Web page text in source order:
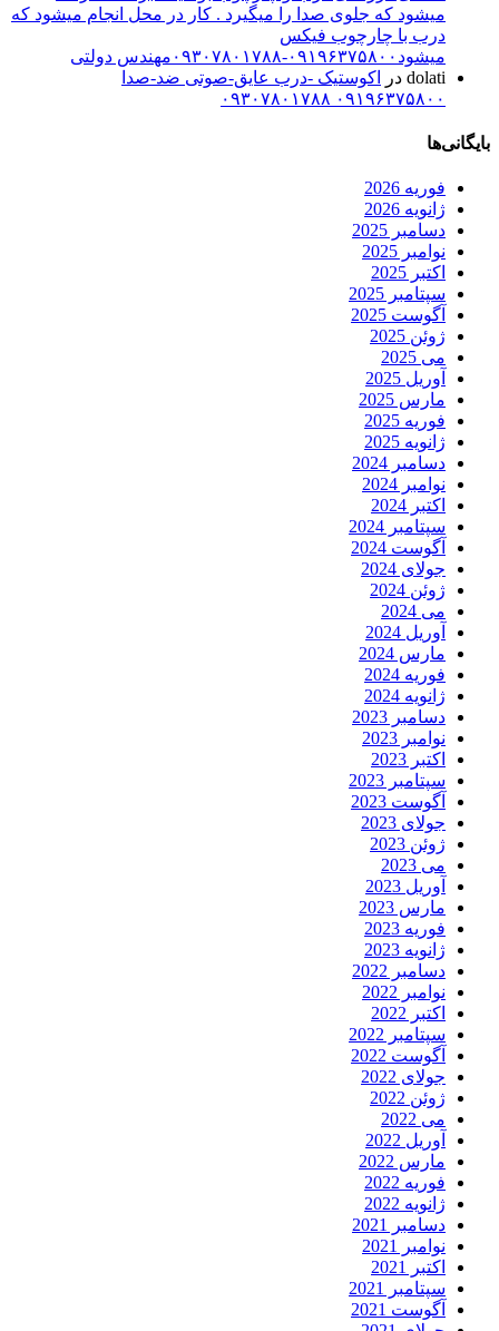
میشود که جلوی صدا را میگیرد . کار در محل انجام میشود که
درب با چارچوب فیکس
میشود۰۹۱۹۶۳۷۵۸۰۰-۰۹۳۰۷۸۰۱۷۸۸مهندس دولتی
dolati در
اکوستیک -درب عایق-صوتی ضد-صدا
۰۹۱۹۶۳۷۵۸۰۰ ۰۹۳۰۷۸۰۱۷۸۸
بایگانی‌ها
فوریه 2026
ژانویه 2026
دسامبر 2025
نوامبر 2025
اکتبر 2025
سپتامبر 2025
آگوست 2025
ژوئن 2025
می 2025
آوریل 2025
مارس 2025
فوریه 2025
ژانویه 2025
دسامبر 2024
نوامبر 2024
اکتبر 2024
سپتامبر 2024
آگوست 2024
جولای 2024
ژوئن 2024
می 2024
آوریل 2024
مارس 2024
فوریه 2024
ژانویه 2024
دسامبر 2023
نوامبر 2023
اکتبر 2023
سپتامبر 2023
آگوست 2023
جولای 2023
ژوئن 2023
می 2023
آوریل 2023
مارس 2023
فوریه 2023
ژانویه 2023
دسامبر 2022
نوامبر 2022
اکتبر 2022
سپتامبر 2022
آگوست 2022
جولای 2022
ژوئن 2022
می 2022
آوریل 2022
مارس 2022
فوریه 2022
ژانویه 2022
دسامبر 2021
نوامبر 2021
اکتبر 2021
سپتامبر 2021
آگوست 2021